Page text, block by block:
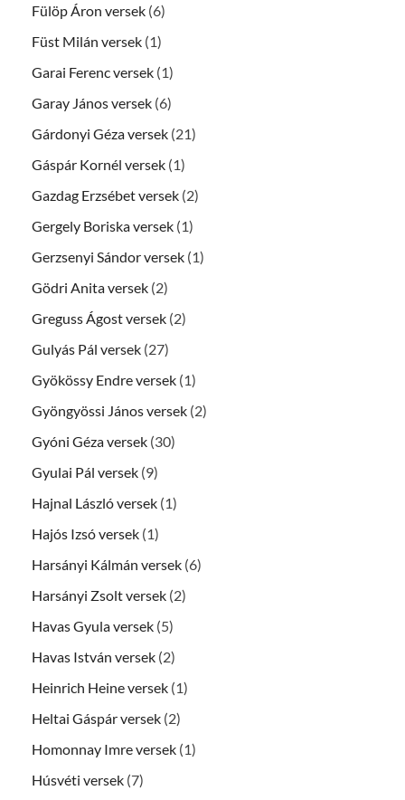
Fülöp Áron versek (6)
Füst Milán versek (1)
Garai Ferenc versek (1)
Garay János versek (6)
Gárdonyi Géza versek (21)
Gáspár Kornél versek (1)
Gazdag Erzsébet versek (2)
Gergely Boriska versek (1)
Gerzsenyi Sándor versek (1)
Gödri Anita versek (2)
Greguss Ágost versek (2)
Gulyás Pál versek (27)
Gyökössy Endre versek (1)
Gyöngyössi János versek (2)
Gyóni Géza versek (30)
Gyulai Pál versek (9)
Hajnal László versek (1)
Hajós Izsó versek (1)
Harsányi Kálmán versek (6)
Harsányi Zsolt versek (2)
Havas Gyula versek (5)
Havas István versek (2)
Heinrich Heine versek (1)
Heltai Gáspár versek (2)
Homonnay Imre versek (1)
Húsvéti versek (7)